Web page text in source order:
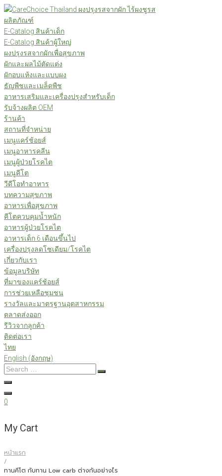
Skip
to
content
ผลิตภัณฑ์
E-Catalog สินค้าเด็ก
E-Catalog สินค้าผู้ใหญ่
ผงปรุงรสจากผักเพื่อสุขภาพ
ผักและผลไม้ตัดแต่ง
ผักอบแห้งและแบบผง
ธัญพืชและเมล็ดพืช
อาหารเสริมและเครื่องปรุงสำหรับเด็ก
รับจ้างผลิต OEM
ร้านค้า
สถานที่จำหน่าย
เมนูแคร์ช้อยส์
เมนูอาหารคลีน
เมนูผู้ป่วยโรคไต
เมนูคีโต
วีดีโอทำอาหาร
บทความสุขภาพ
อาหารเพื่อสุขภาพ
คีโตควบคุมน้ำหนัก
อาหารผู้ป่วยโรคไต
อาหารเด็ก 6 เดือนขึ้นไป
เครื่องปรุงลดโซเดียม/โรคไต
เกี่ยวกับเรา
ข้อมูลบริษัท
ที่มาของแคร์ช้อยส์
การช่วยเหลือชุมชน
รางวัลและมาตรฐานอุตสาหกรรม
ตลาดส่งออก
รีวิวจากลูกค้า
ติดต่อเรา
ไทย
English (อังกฤษ)
Search
…
0
My Cart
หน้าแรก
/
ทานคีโต กับทาน Low carb ต่างกันอย่างไร